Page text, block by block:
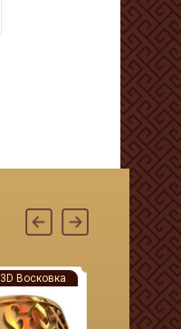
3D Восковка